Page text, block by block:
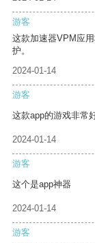
游客
这款加速器VPM应
护。
2024-01-14
游客
这款app的游戏非常
2024-01-14
游客
这个是app神器
2024-01-14
游客